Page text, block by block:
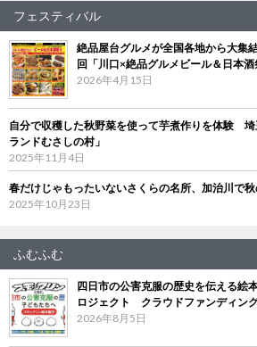
フェスティバル
絶品屋台グルメが全国各地から大集
回「川口×絶品グルメビール＆日本
2026年4月15日
自分で収穫した秋野菜を使って芋煮作りを体験
ランドむさしの村」
2025年11月4日
春だけじゃもったいないさくらの名所、加治川で
2025年10月23日
ふむふむ
四日市の公害克服の歴史を伝える絵
ロジェクト クラウドファンディン
2026年8月5日